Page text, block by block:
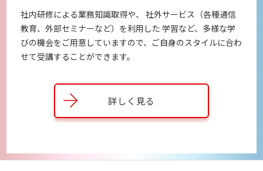
社内研修による業務知識取得や、 社外サービス（各種通信
教育、外部セミナーなど）を利用した 学習など、多様な学
びの機会をご用意していますので、 ご自身のスタイルに合わ
せて受講することができます。
詳しく見る